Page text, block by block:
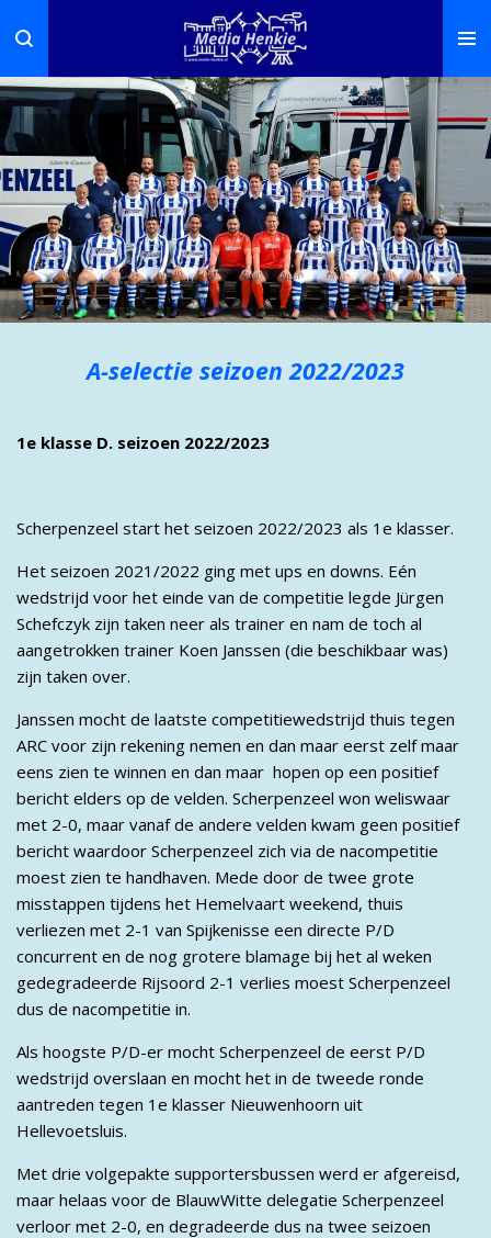
direct
naar
de
hoofdinhoud
A-selectie seizoen 2022/2023
1e klasse D. seizoen 2022/2023
Scherpenzeel start het seizoen 2022/2023 als 1e klasser.
Het seizoen 2021/2022 ging met ups en downs. Eén
wedstrijd voor het einde van de competitie legde Jürgen
Schefczyk zijn taken neer als trainer en nam de toch al
aangetrokken trainer Koen Janssen (die beschikbaar was)
zijn taken over.
Janssen mocht de laatste competitiewedstrijd thuis tegen
ARC voor zijn rekening nemen en dan maar eerst zelf maar
eens zien te winnen en dan maar hopen op een positief
bericht elders op de velden. Scherpenzeel won weliswaar
met 2-0, maar vanaf de andere velden kwam geen positief
bericht waardoor Scherpenzeel zich via de nacompetitie
moest zien te handhaven. Mede door de twee grote
misstappen tijdens het Hemelvaart weekend, thuis
verliezen met 2-1 van Spijkenisse een directe P/D
concurrent en de nog grotere blamage bij het al weken
gedegradeerde Rijsoord 2-1 verlies moest Scherpenzeel
dus de nacompetitie in.
Als hoogste P/D-er mocht Scherpenzeel de eerst P/D
wedstrijd overslaan en mocht het in de tweede ronde
aantreden tegen 1e klasser Nieuwenhoorn uit
Hellevoetsluis.
Met drie volgepakte supportersbussen werd er afgereisd,
maar helaas voor de BlauwWitte delegatie Scherpenzeel
verloor met 2-0, en degradeerde dus na twee seizoen